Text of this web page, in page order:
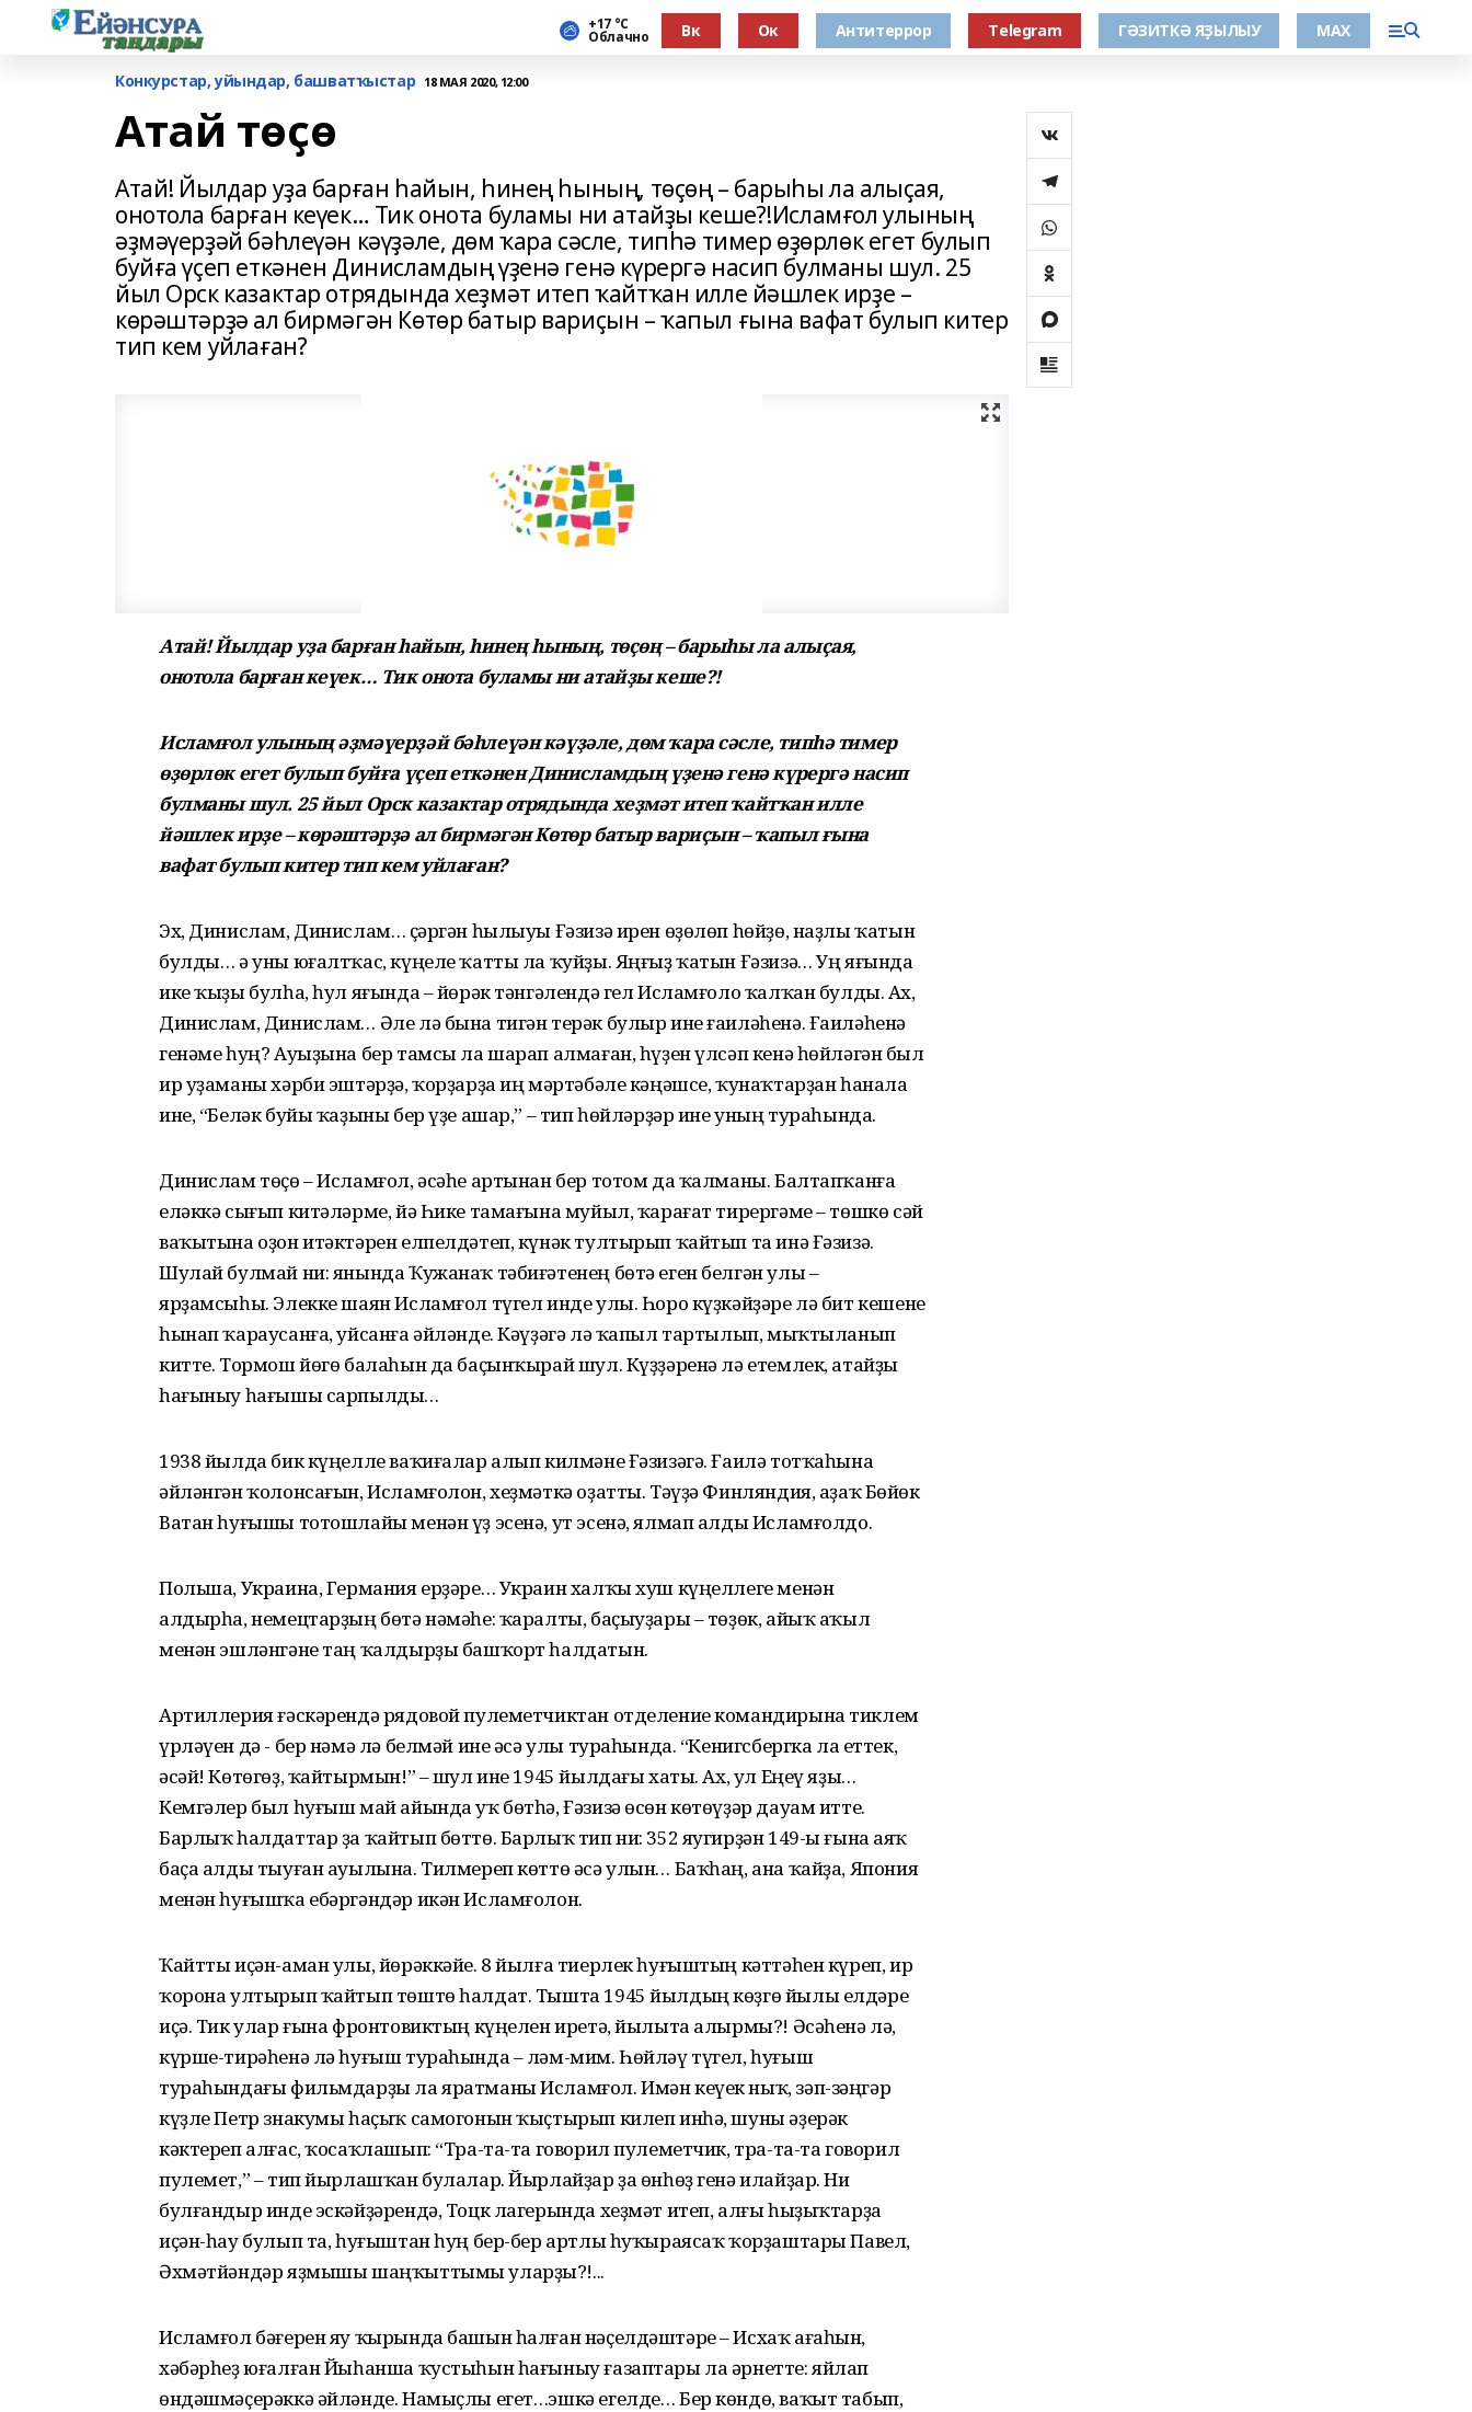
+17 °С
Облачно Вк Ок Антитеррор Тelegram ГӘЗИТКӘ ЯҘЫЛЫУ МАХ
Конкурстар, уйындар, башватҡыстар 18 МАЯ 2020, 12:00
Атай төҫө
Атай! Йылдар уҙа барған һайын, һинең һының, төҫөң – барыһы ла алыҫая,
онотола барған кеүек… Тик онота буламы ни атайҙы кеше?!Исламғол улының
әҙмәүерҙәй бәһлеүән кәүҙәле, дөм ҡара сәсле, типһә тимер өҙөрлөк егет булып
буйға үҫеп еткәнен Динисламдың үҙенә генә күрергә насип булманы шул. 25
йыл Орск казактар отрядында хеҙмәт итеп ҡайтҡан илле йәшлек ирҙе –
көрәштәрҙә ал бирмәгән Көтөр батыр вариҫын – ҡапыл ғына вафат булып китер
тип кем уйлаған?
Атай! Йылдар уҙа барған һайын, һинең һының, төҫөң – барыһы ла алыҫая,
онотола барған кеүек… Тик онота буламы ни атайҙы кеше?!
Исламғол улының әҙмәүерҙәй бәһлеүән кәүҙәле, дөм ҡара сәсле, типһә тимер
өҙөрлөк егет булып буйға үҫеп еткәнен Динисламдың үҙенә генә күрергә насип
булманы шул. 25 йыл Орск казактар отрядында хеҙмәт итеп ҡайтҡан илле
йәшлек ирҙе – көрәштәрҙә ал бирмәгән Көтөр батыр вариҫын – ҡапыл ғына
вафат булып китер тип кем уйлаған?
Эх, Динислам, Динислам… Үҫәргән һылыуы Ғәзизә ирен өҙөлөп һөйҙө, наҙлы ҡатын
булды… ә уны юғалтҡас, күңеле ҡатты ла ҡуйҙы. Яңғыҙ ҡатын Ғәзизә… Уң яғында
ике ҡыҙы булһа, һул яғында – йөрәк тәнгәлендә гел Исламғоло ҡалҡан булды. Ах,
Динислам, Динислам… Әле лә бына тигән терәк булыр ине ғаиләһенә. Ғаиләһенә
генәме һуң? Ауыҙына бер тамсы ла шарап алмаған, һүҙен үлсәп кенә һөйләгән был
ир уҙаманы хәрби эштәрҙә, ҡорҙарҙа иң мәртәбәле кәңәшсе, ҡунаҡтарҙан һанала
ине, “Беләк буйы ҡаҙыны бер үҙе ашар,” – тип һөйләрҙәр ине уның тураһында.
Динислам төҫө – Исламғол, әсәһе артынан бер тотом да ҡалманы. Балтапҡанға
еләккә сығып китәләрме, йә Һике тамағына муйыл, ҡарағат тирергәме – төшкө сәй
ваҡытына оҙон итәктәрен елпелдәтеп, күнәк тултырып ҡайтып та инә Ғәзизә.
Шулай булмай ни: янында Ҡужанаҡ тәбиғәтенең бөтә еген белгән улы –
ярҙамсыһы. Элекке шаян Исламғол түгел инде улы. Һоро күҙкәйҙәре лә бит кешене
һынап ҡараусанға, уйсанға әйләнде. Кәүҙәгә лә ҡапыл тартылып, мыҡтыланып
китте. Тормош йөгө балаһын да баҫынҡырай шул. Күҙҙәренә лә етемлек, атайҙы
һағыныу һағышы сарпылды…
1938 йылда бик күңелле ваҡиғалар алып килмәне Ғәзизәгә. Ғаилә тотҡаһына
әйләнгән ҡолонсағын, Исламғолон, хеҙмәткә оҙатты. Тәүҙә Финляндия, аҙаҡ Бөйөк
Ватан һуғышы тотошлайы менән үҙ эсенә, ут эсенә, ялмап алды Исламғолдо.
Польша, Украина, Германия ерҙәре… Украин халҡы хуш күңеллеге менән
алдырһа, немецтарҙың бөтә нәмәһе: ҡаралты, баҫыуҙары – төҙөк, айыҡ аҡыл
менән эшләнгәне таң ҡалдырҙы башҡорт һалдатын.
Артиллерия ғәскәрендә рядовой пулеметчиктан отделение командирына тиклем
үрләүен дә - бер нәмә лә белмәй ине әсә улы тураһында. “Кенигсбергка ла еттек,
әсәй! Көтөгөҙ, ҡайтырмын!” – шул ине 1945 йылдағы хаты. Ах, ул Еңеү яҙы…
Кемгәлер был һуғыш май айында уҡ бөтһә, Ғәзизә өсөн көтөүҙәр дауам итте.
Барлыҡ һалдаттар ҙа ҡайтып бөттө. Барлыҡ тип ни: 352 яугирҙән 149-ы ғына аяҡ
баҫа алды тыуған ауылына. Тилмереп көттө әсә улын… Баҡһаң, ана ҡайҙа, Япония
менән һуғышҡа ебәргәндәр икән Исламғолон.
Ҡайтты иҫән-аман улы, йөрәккәйе. 8 йылға тиерлек һуғыштың кәттәһен күреп, ир
ҡорона ултырып ҡайтып төштө һалдат. Тышта 1945 йылдың көҙгө йылы елдәре
иҫә. Тик улар ғына фронтовиктың күңелен иретә, йылыта алырмы?! Әсәһенә лә,
күрше-тирәһенә лә һуғыш тураһында – ләм-мим. Һөйләү түгел, һуғыш
тураһындағы фильмдарҙы ла яратманы Исламғол. Имән кеүек ныҡ, зәп-зәңгәр
күҙле Петр знакумы һаҫыҡ самогонын ҡыҫтырып килеп инһә, шуны әҙерәк
кәктереп алғас, ҡосаҡлашып: “Тра-та-та говорил пулеметчик, тра-та-та говорил
пулемет,” – тип йырлашҡан булалар. Йырлайҙар ҙа өнһөҙ генә илайҙар. Ни
булғандыр инде эскәйҙәрендә, Тоцк лагерында хеҙмәт итеп, алғы һыҙыҡтарҙа
иҫән-һау булып та, һуғыштан һуң бер-бер артлы һуҡыраясаҡ ҡорҙаштары Павел,
Әхмәтйәндәр яҙмышы шаңҡыттымы уларҙы?!...
Исламғол бәғерен яу ҡырында башын һалған нәҫелдәштәре – Исхаҡ ағаһын,
хәбәрһеҙ юғалған Йыһанша ҡустыһын һағыныу ғазаптары ла әрнетте: яйлап
өндәшмәҫерәккә әйләнде. Намыҫлы егет…эшкә егелде… Бер көндө, ваҡыт табып,